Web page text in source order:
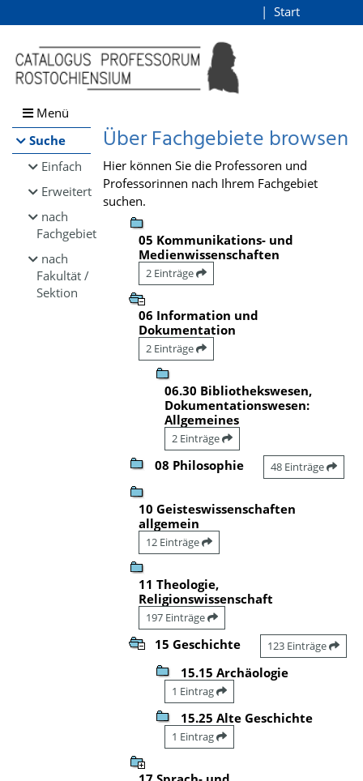
Browsen
direkt zum Inhalt
Start
Menü
Suche
Einfach
Erweitert
nach
Fachgebiet
nach
Fakultät /
Sektion
Über Fachgebiete browsen
Hier können Sie die Professoren und
Professorinnen nach Ihrem Fachgebiet
suchen.
05 Kommunikations- und
Medienwissenschaften
2 Einträge
06 Information und
Dokumentation
2 Einträge
06.30 Bibliothekswesen,
Dokumentationswesen:
Allgemeines
2 Einträge
08 Philosophie 48 Einträge
10 Geisteswissenschaften
allgemein
12 Einträge
11 Theologie,
Religionswissenschaft
197 Einträge
15 Geschichte 123 Einträge
15.15 Archäologie
1 Eintrag
15.25 Alte Geschichte
1 Eintrag